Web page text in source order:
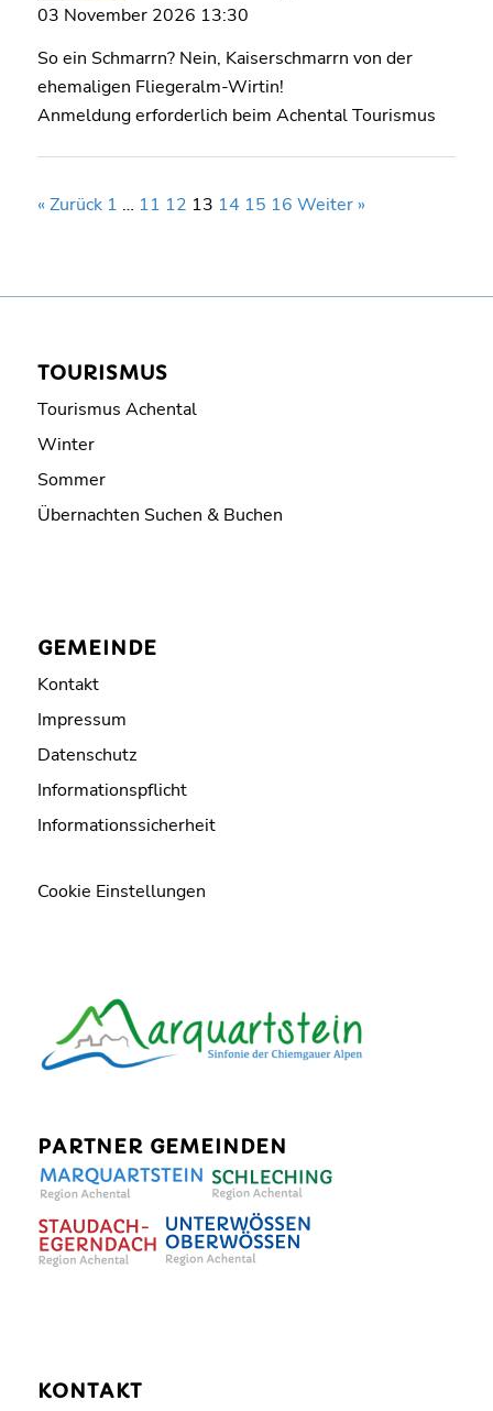
03 November 2026 13:30
So ein Schmarrn? Nein, Kaiserschmarrn von der
ehemaligen Fliegeralm-Wirtin!
Anmeldung erforderlich beim Achental Tourismus
« Zurück 1 … 11 12 13 14 15 16 Weiter »
TOURISMUS
Tourismus Achental
Winter
Sommer
Übernachten Suchen & Buchen
GEMEINDE
Kontakt
Impressum
Datenschutz
Informationspflicht
Informationssicherheit
Cookie Einstellungen
PARTNER GEMEINDEN
KONTAKT